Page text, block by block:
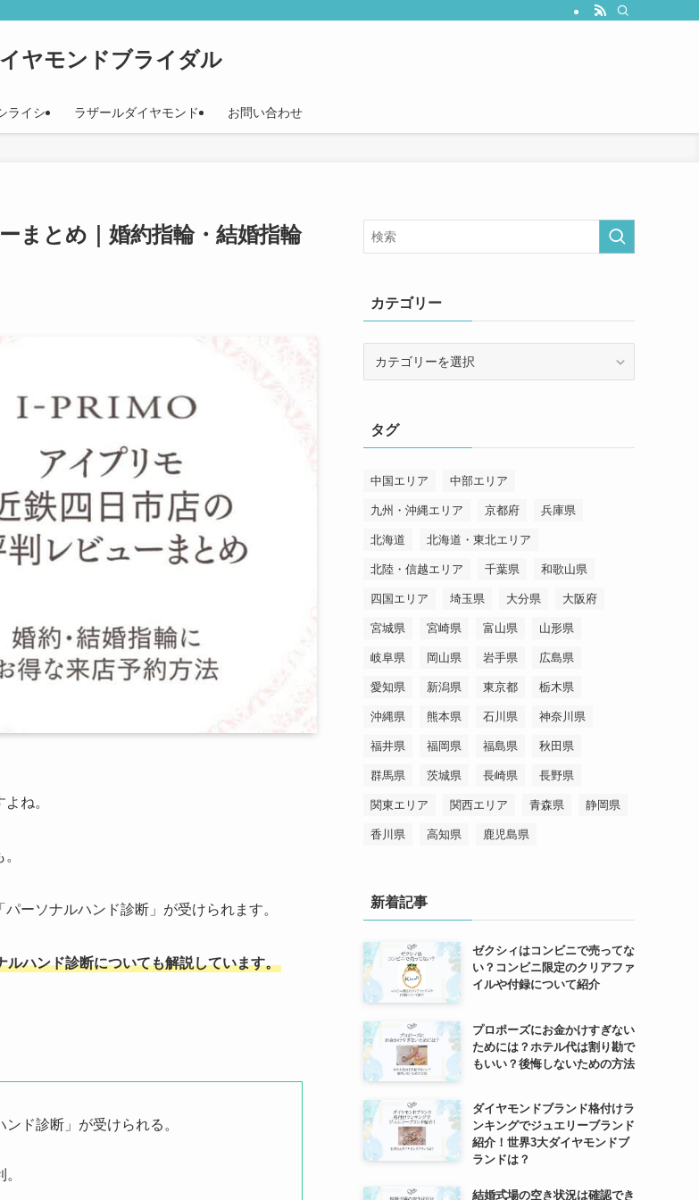
ヤモンドブライダル
ライシ ラザールダイヤモンド お問い合わせ
まとめ｜婚約指輪・結婚指輪
ね。
ーソナルハンド診断」が受けられます。
ハンド診断についても解説しています。
ド診断」が受けられる。
カテゴリー
ータグ
中国エリア 中部エリア
九州・沖縄エリア 京都府 兵庫県
北海道 北海道・東北エリア
北陸・信越エリア 千葉県 和歌山県
四国エリア 埼玉県 大分県 大阪府
宮城県 宮崎県 富山県 山形県
岐阜県 岡山県 岩手県 広島県
愛知県 新潟県 東京都 栃木県
沖縄県 熊本県 石川県 神奈川県
福井県 福岡県 福島県 秋田県
群馬県 茨城県 長崎県 長野県
関東エリア 関西エリア 青森県 静岡県
香川県 高知県 鹿児島県
新着記事
ゼクシィはコンビニで売ってな
い？コンビニ限定のクリアファ
イルや付録について紹介
プロポーズにお金かけすぎない
ためには？ホテル代は割り勘で
もいい？後悔しないための方法
ダイヤモンドブランド格付けラ
ンキングでジュエリーブランド
紹介！世界3大ダイヤモンドブ
ランドは？
結婚式場の空き状況は確認でき